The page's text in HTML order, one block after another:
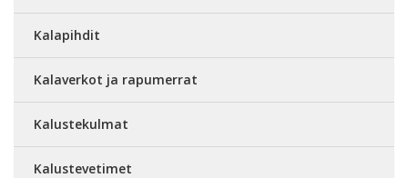
Kalapihdit
Kalaverkot ja rapumerrat
Kalustekulmat
Kalustevetimet